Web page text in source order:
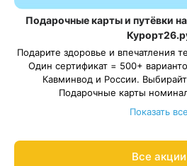
Подарочные карты и путёвки
Подарите здоровье и впечатления
Один сертификат = 500+
Кавминвод и России.
Подарочные карты
Подарочные путёвки в
С теплом и заботой организуем
Подробнее о подарочных
Показать все
Все акции